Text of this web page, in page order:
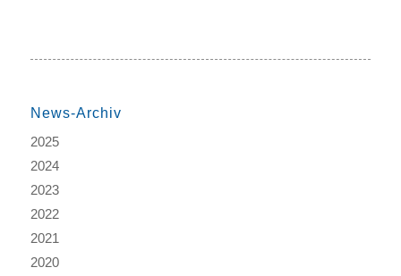
News-Archiv
2025
2024
2023
2022
2021
2020